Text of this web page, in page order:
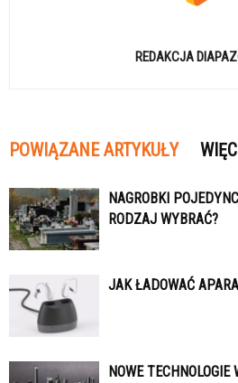
REDAKCJA
POWIĄZANE ARTYKUŁY
NAGROBKI
RODZAJ WYBRAĆ?
JAK ŁADOWAĆ
NOWE